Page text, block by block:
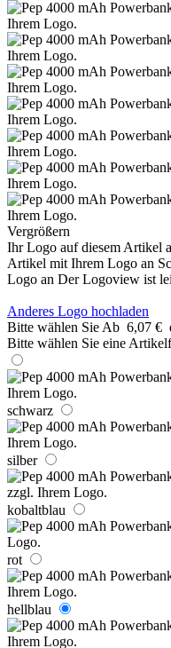
Vergrößern
Ihr Logo auf diesem Artikel
Artikel mit Ihrem Logo an
Logo an Der Logoview ist
Anderes Logo hochladen
Bitte wählen Sie Ab 6,07 €
Bitte wählen Sie eine
schwarz
silber
kobaltblau
rot
hellblau